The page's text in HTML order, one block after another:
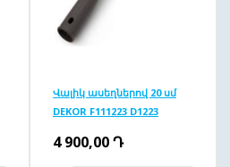
Վալիկ ասեղներով 20 սմ
DEKOR F111223 D1223
4 900,00Դ